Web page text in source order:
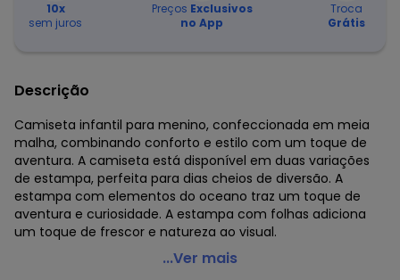
10x
sem juros
Preços Exclusivos
no App
Troca
Grátis
Descrição
Camiseta infantil para menino, confeccionada em meia
malha, combinando conforto e estilo com um toque de
aventura. A camiseta está disponível em duas variações
de estampa, perfeita para dias cheios de diversão. A
estampa com elementos do oceano traz um toque de
aventura e curiosidade. A estampa com folhas adiciona
um toque de frescor e natureza ao visual.
Bee Loop - Camiseta em Meia Malha Verde
...Ver mais